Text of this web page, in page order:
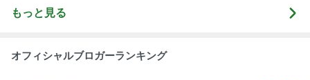
もっと見る
オフィシャルブロガーランキング